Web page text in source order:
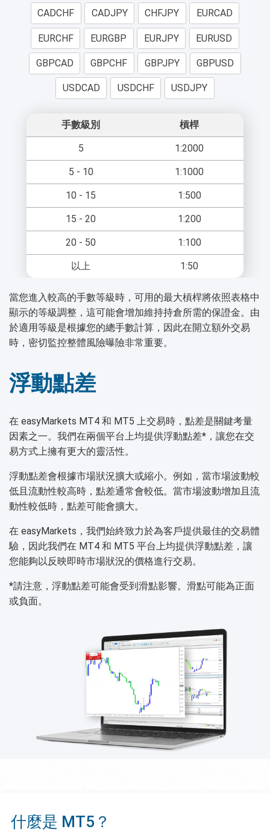
CADCHF CADJPY CHFJPY EURCAD
EURCHF EURGBP EURJPY EURUSD
GBPCAD GBPCHF GBPJPY GBPUSD
USDCAD USDCHF USDJPY
手數級別 槓桿
5 1:2000
5 - 10 1:1000
10 - 15 1:500
15 - 20 1:200
20 - 50 1:100
以上 1:50
當您進入較高的手數等級時，可用的最大槓桿將依照表格中
顯示的等級調整，這可能會增加維持持倉所需的保證金。由
於適用等級是根據您的總手數計算，因此在開立額外交易
時，密切監控整體風險曝險非常重要。
浮動點差
在 easyMarkets MT4 和 MT5 上交易時，點差是關鍵考量
因素之一。我們在兩個平台上均提供浮動點差*，讓您在交
易方式上擁有更大的靈活性。
浮動點差會根據市場狀況擴大或縮小。例如，當市場波動較
低且流動性較高時，點差通常會較低。當市場波動增加且流
動性較低時，點差可能會擴大。
在 easyMarkets，我們始終致力於為客戶提供最佳的交易體
驗，因此我們在 MT4 和 MT5 平台上均提供浮動點差，讓
您能夠以反映即時市場狀況的價格進行交易。
*請注意，浮動點差可能會受到滑點影響。滑點可能為正面
或負面。
什麼是 MT5？